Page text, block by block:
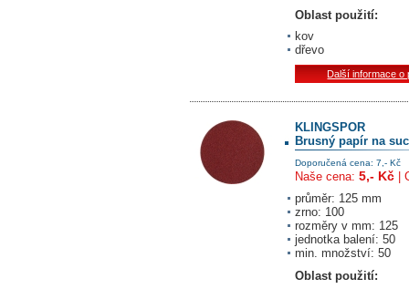
Oblast použití:
kov
dřevo
Další informace o
KLINGSPOR
Brusný papír na
Doporučená cena: 7,- Kč
Naše cena: 5,- Kč
průměr: 125 mm
zrno: 100
rozměry v mm: 125
jednotka balení: 50
min. množství: 50
Oblast použití: